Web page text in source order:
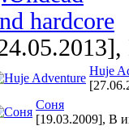
Huje
Соня
[19.03.2009], В